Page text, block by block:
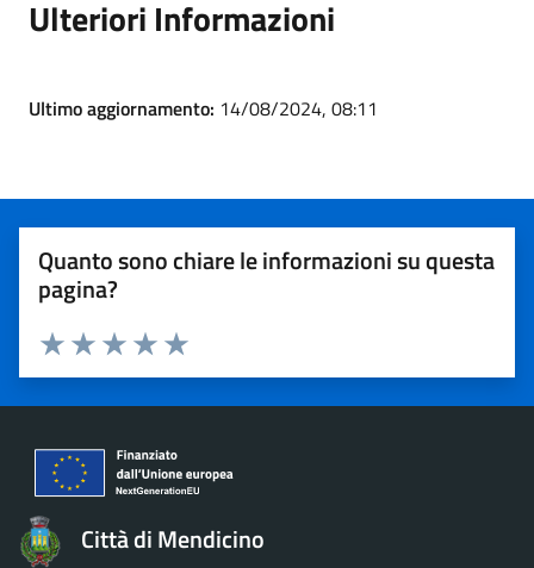
Ulteriori Informazioni
Ultimo aggiornamento: 14/08/2024, 08:11
Quanto sono chiare le informazioni su questa
pagina?
Valuta 5 stelle su 5
Valuta 4 stelle su 5
Valuta 3 stelle su 5
Valuta 2 stelle su 5
Valuta 1 stelle su 5
Città di Mendicino